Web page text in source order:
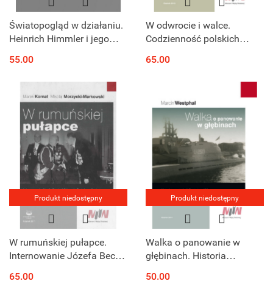
Światopogląd w działaniu.
Heinrich Himmler i jego
III Rzeszy
55.00
W odwrocie i walce.
Codzienność polskich
kampanii 1939 roku
65.00
Produkt niedostępny
W rumuńskiej pułapce.
Internowanie Józefa Becka
w dokumentach
65.00
Produkt niedostępny
Walka o panowanie w
głębinach. Historia
XXI
50.00